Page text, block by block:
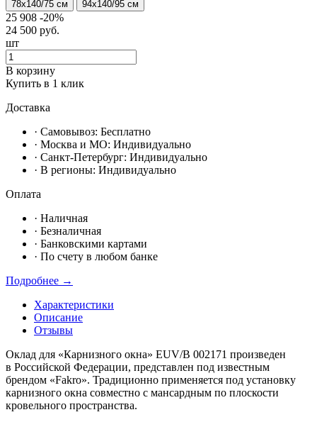
78х140/75 см 94х140/95 см
25 908 -20%
24 500 руб.
шт
В корзину
Купить в 1 клик
Доставка
· Самовывоз: Бесплатно
· Москвa и МО: Индивидуально
· Санкт-Петербург: Индивидуально
· В регионы: Индивидуально
Оплата
· Наличная
· Безналичная
· Банковскими картами
· По счету в любом банке
Подробнее →
Характеристики
Описание
Отзывы
Оклад для «Карнизного окна» EUV/B 002171 произведен
в Российской Федерации, представлен под известным
брендом «Fakro». Традиционно применяется под установку
карнизного окна совместно с мансардным по плоскости
кровельного пространства.